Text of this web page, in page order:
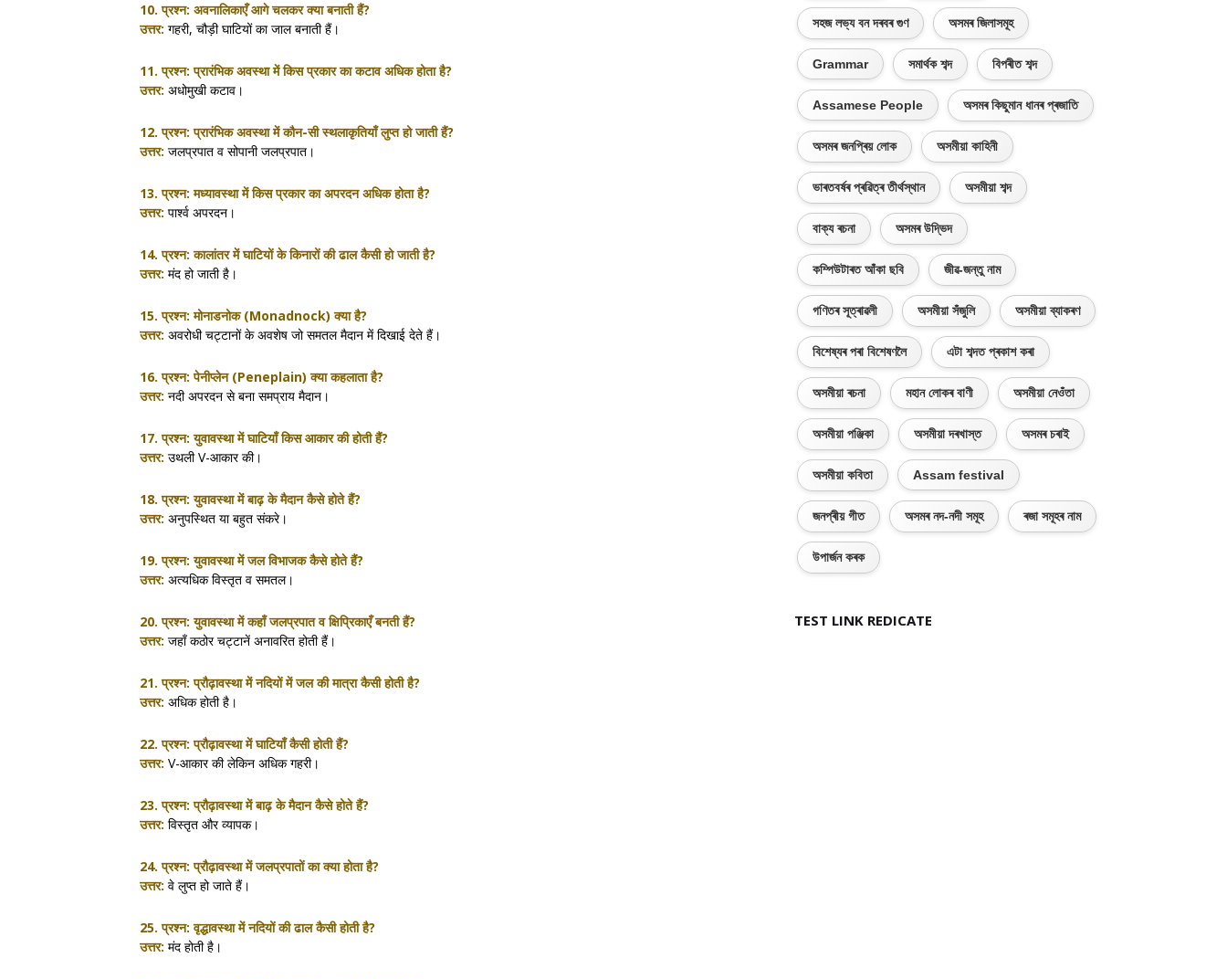
10. प्रश्न: अवनालिकाएँ आगे चलकर क्या बनाती हैं?
उत्तर: गहरी, चौड़ी घाटियों का जाल बनाती हैं।
11. प्रश्न: प्रारंभिक अवस्था में किस प्रकार का कटाव अधिक होता है?
उत्तर: अधोमुखी कटाव।
12. प्रश्न: प्रारंभिक अवस्था में कौन-सी स्थलाकृतियाँ लुप्त हो जाती हैं?
उत्तर: जलप्रपात व सोपानी जलप्रपात।
13. प्रश्न: मध्यावस्था में किस प्रकार का अपरदन अधिक होता है?
उत्तर: पार्श्व अपरदन।
14. प्रश्न: कालांतर में घाटियों के किनारों की ढाल कैसी हो जाती है?
उत्तर: मंद हो जाती है।
15. प्रश्न: मोनाडनोक (Monadnock) क्या है?
उत्तर: अवरोधी चट्टानों के अवशेष जो समतल मैदान में दिखाई देते हैं।
16. प्रश्न: पेनीप्लेन (Peneplain) क्या कहलाता है?
उत्तर: नदी अपरदन से बना समप्राय मैदान।
17. प्रश्न: युवावस्था में घाटियाँ किस आकार की होती हैं?
उत्तर: उथली V-आकार की।
18. प्रश्न: युवावस्था में बाढ़ के मैदान कैसे होते हैं?
उत्तर: अनुपस्थित या बहुत संकरे।
19. प्रश्न: युवावस्था में जल विभाजक कैसे होते हैं?
उत्तर: अत्यधिक विस्तृत व समतल।
20. प्रश्न: युवावस्था में कहाँ जलप्रपात व क्षिप्रिकाएँ बनती हैं?
उत्तर: जहाँ कठोर चट्टानें अनावरित होती हैं।
21. प्रश्न: प्रौढ़ावस्था में नदियों में जल की मात्रा कैसी होती है?
उत्तर: अधिक होती है।
22. प्रश्न: प्रौढ़ावस्था में घाटियाँ कैसी होती हैं?
उत्तर: V-आकार की लेकिन अधिक गहरी।
23. प्रश्न: प्रौढ़ावस्था में बाढ़ के मैदान कैसे होते हैं?
उत्तर: विस्तृत और व्यापक।
24. प्रश्न: प्रौढ़ावस्था में जलप्रपातों का क्या होता है?
उत्तर: वे लुप्त हो जाते हैं।
25. प्रश्न: वृद्धावस्था में नदियों की ढाल कैसी होती है?
उत्तर: मंद होती है।
সহজ লভ্য বন দৰবৰ গুণ অসমৰ জিলাসমূহ
Grammar সমাৰ্থক শব্দ বিপৰীত শব্দ
Assamese People অসমৰ কিছুমান ধানৰ প্ৰজাতি
অসমৰ জনপ্ৰিয় লোক অসমীয়া কাহিনী
ভাৰতবৰ্ষৰ প্ৰৱিত্ৰ তীৰ্থস্থান অসমীয়া শব্দ
বাক্য ৰচনা অসমৰ উদ্ভিদ
কম্পিউটাৰত আঁকা ছবি জীৱ-জন্তু নাম
গণিতৰ সূত্ৰাৱলী অসমীয়া সঁজুলি অসমীয়া ব্যাকৰণ
বিশেষ্যৰ পৰা বিশেষণলৈ এটা শব্দত প্ৰকাশ কৰা
অসমীয়া ৰচনা মহান লোকৰ বাণী অসমীয়া নেওঁতা
অসমীয়া পঞ্জিকা অসমীয়া দৰখাস্ত অসমৰ চৰাই
অসমীয়া কবিতা Assam festival
জনপ্ৰীয় গীত অসমৰ নদ-নদী সমূহ ৰজা সমূহৰ নাম
উপাৰ্জন কৰক
TEST LINK REDICATE